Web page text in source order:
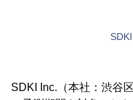
SDKI Inc.（本社：渋谷